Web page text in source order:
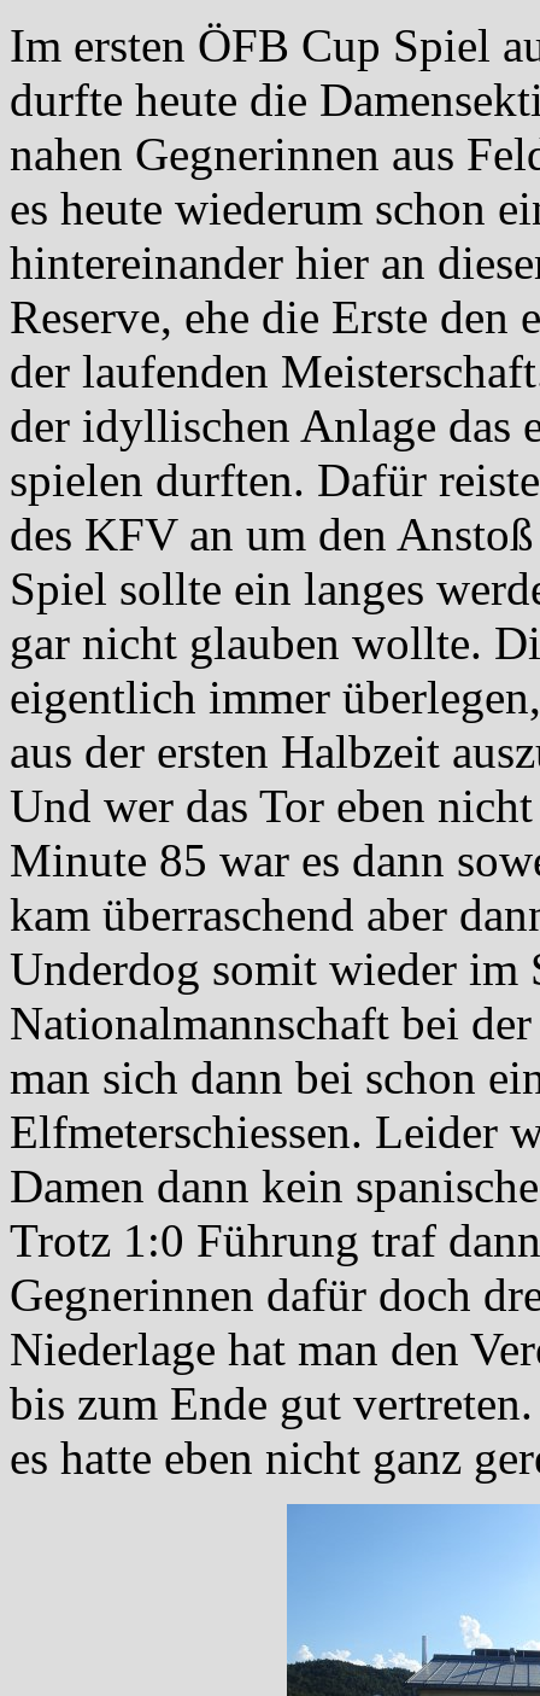
Im ersten ÖFB Cup Spiel
durfte heute die
nahen Gegnerinnen aus
es heute wiederum schon
hintereinander hier an
Reserve, ehe die Erste
der laufenden
der idyllischen Anlage das
spielen durften. Dafür
des KFV an um den
Spiel sollte ein langes
gar nicht glauben wollte.
eigentlich immer
aus der ersten Halbzeit
Und wer das Tor eben
Minute 85 war es dann
kam überraschend aber
Underdog somit wieder im
Nationalmannschaft bei
man sich dann bei schon
Elfmeterschiessen. Leider
Damen dann kein
Trotz 1:0 Führung traf
Gegnerinnen dafür doch
Niederlage hat man den
bis zum Ende gut
es hatte eben nicht ganz